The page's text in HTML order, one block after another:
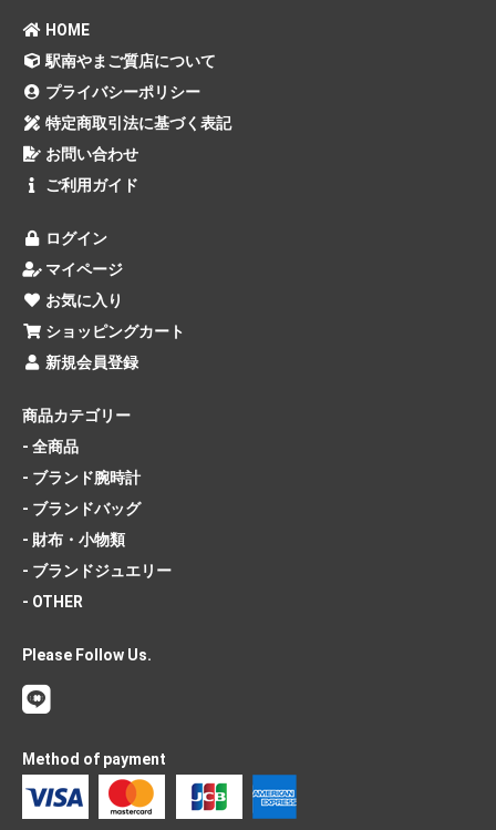
HOME
駅南やまご質店について
プライバシーポリシー
特定商取引法に基づく表記
お問い合わせ
ご利用ガイド
ログイン
マイページ
お気に入り
ショッピングカート
新規会員登録
商品カテゴリー
- 全商品
- ブランド腕時計
- ブランドバッグ
- 財布・小物類
- ブランドジュエリー
- OTHER
Please Follow Us.
Method of payment